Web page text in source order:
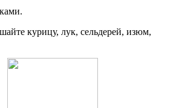
курицу, лук, сельдерей, изюм,